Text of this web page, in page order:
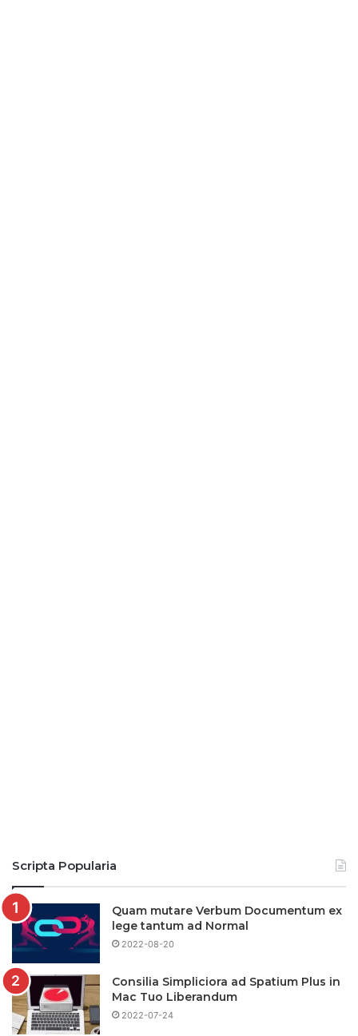
Scripta Popularia
Quam mutare Verbum Documentum ex
lege tantum ad Normal
2022-08-20
Consilia Simpliciora ad Spatium Plus in
Mac Tuo Liberandum
2022-07-24